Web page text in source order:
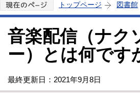
トップページ 図書館
音楽配信（ナク
ー）とは何です
最終更新日：2021年9月8日